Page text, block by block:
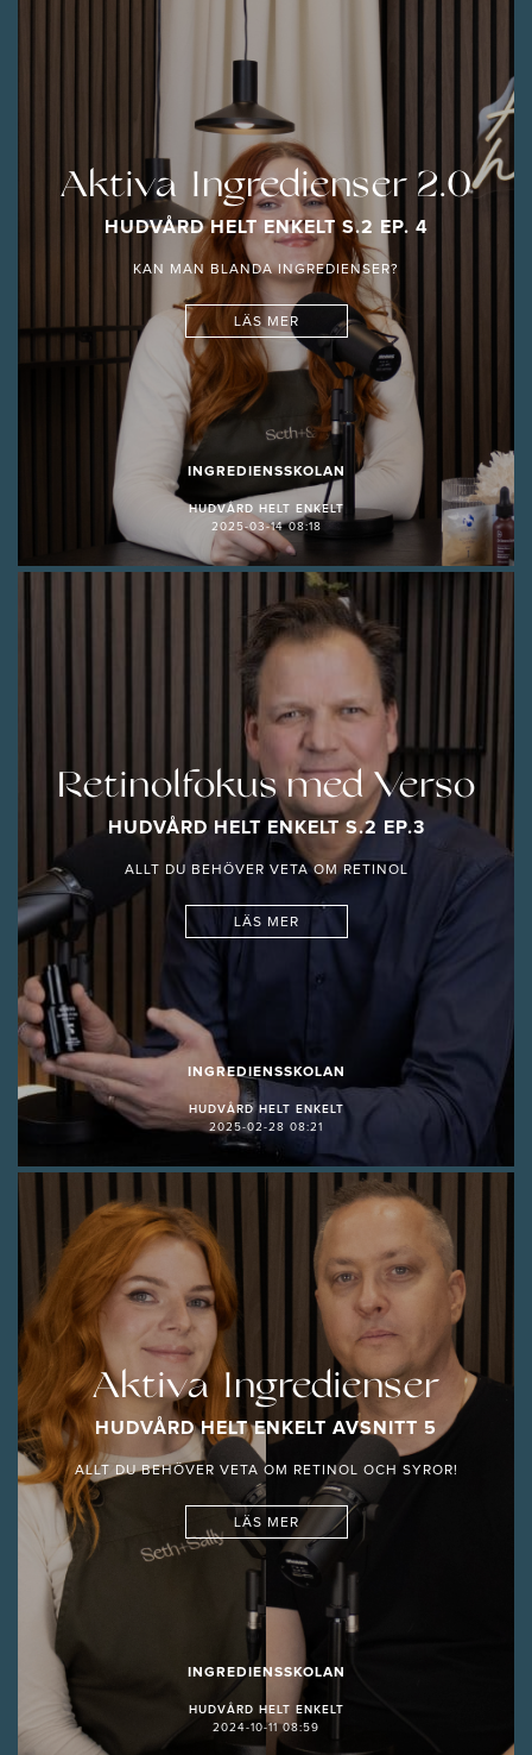
Aktiva Ingredienser 2.0
HUDVÅRD HELT ENKELT S.2 EP. 4
KAN MAN BLANDA INGREDIENSER?
LÄS MER
INGREDIENSSKOLAN
HUDVÅRD HELT ENKELT
2025-03-14 08:18
Retinolfokus med Verso
HUDVÅRD HELT ENKELT S.2 EP.3
ALLT DU BEHÖVER VETA OM RETINOL
LÄS MER
INGREDIENSSKOLAN
HUDVÅRD HELT ENKELT
2025-02-28 08:21
Aktiva Ingredienser
HUDVÅRD HELT ENKELT AVSNITT 5
ALLT DU BEHÖVER VETA OM RETINOL OCH SYROR!
LÄS MER
INGREDIENSSKOLAN
HUDVÅRD HELT ENKELT
2024-10-11 08:59